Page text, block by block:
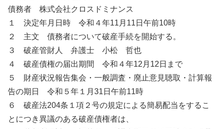
債務者 株式会社クロスドミナンス
１ 決定年月日時 令和４年11月11日午前10時
２ 主文 債務者について破産手続を開始する。
３ 破産管財人 弁護士 小松 哲也
４ 破産債権の届出期間 令和４年12月12日まで
５ 財産状況報告集会・一般調査・廃止意見聴取・計算報
告の期日 令和５年１月31日午前11時
６ 破産法204条１項２号の規定による簡易配当をするこ
とにつき異議のある破産債権者は、